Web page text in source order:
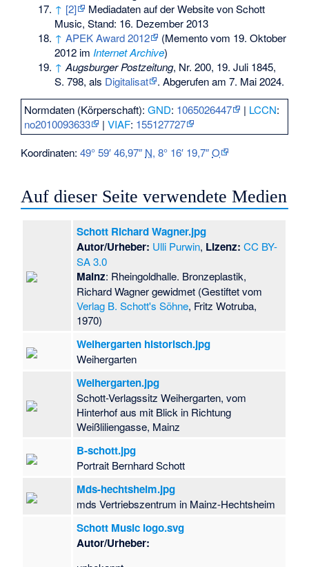
↑ [2]
Mediadaten auf der Website von Schott
Music, Stand: 16. Dezember 2013
↑ APEK Award 2012 (Mementovom 19. Oktober
2012 im Internet Archive)
↑ Augsburger Postzeitung, Nr. 200, 19. Juli 1845,
S. 798, als Digitalisat
. Abgerufen am 7. Mai 2024.
Normdaten (Körperschaft):GND: 1065026447 | LCCN:
no2010093633
|VIAF: 155127727
Koordinaten:49° 59′ 46,97″ N,8° 16′ 19,7″O
Auf dieser Seite verwendete Medien
Schott Richard Wagner.jpg
Autor/Urheber: Ulli Purwin, Lizenz: CC BY-
SA 3.0
Mainz: Rheingoldhalle. Bronzeplastik,
Richard Wagner gewidmet (Gestiftet vom
Verlag B. Schott's Söhne, Fritz Wotruba,
1970)
Weihergarten historisch.jpg
Weihergarten
Weihergarten.jpg
Schott-Verlagssitz Weihergarten, vom
Hinterhof aus mit Blick in Richtung
Weißliliengasse, Mainz
B-schott.jpg
Portrait Bernhard Schott
Mds-hechtsheim.jpg
mds Vertriebszentrum in Mainz-Hechtsheim
Schott Music logo.svg
Autor/Urheber: